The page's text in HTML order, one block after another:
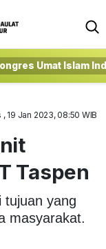
Umat Islam
, 19 Jan 2023, 08:50 WIB
Taspen
tujuan yang
masyarakat.